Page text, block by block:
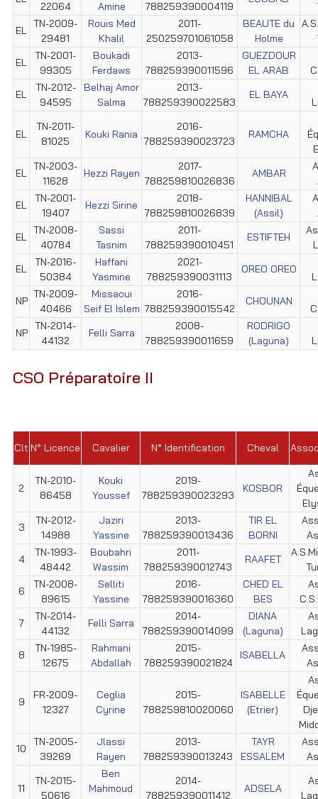
22064 Amine 788259390004119
EL
TN-2009-
29481
Rouis Med
Khalil
2011-
250259701061058
BEAUTE du
Holme
EL
TN-2001-
99305
Boukadi
Ferdaws
2013-
788259390011596
GUEZDOUR
EL ARAB
EL
TN-2012-
94595
Belhaj Amor
Salma
2013-
788259390022583
EL BAYA
EL
TN-2011-
81025
Kouki Rania
2016-
788259390023723
RAMCHA
EL
TN-2003-
11628
Hezzi Rayen
2017-
788259810026836
AMBAR
EL
TN-2001-
19407
Hezzi Sirine
2018-
788259810026839
HANNIBAL
(Assil)
EL
TN-2008-
40784
Sassi
Tasnim
2011-
788259390010451
ESTIFTEH
EL
TN-2016-
50384
Haffani
Yasmine
2021-
788259390031113
OREO OREO
NP
TN-2009-
40466
Missaoui
Seif El Islem
2016-
788259390015542
CHOUNAN
NP
TN-2014-
44132
Felli Sarra
2008-
788259390011659
RODRIGO
(Laguna)
CSO Préparatoire II
Clt N° Licence Cavalier N° Identification Cheval
2
TN-2010-
86458
Kouki
Youssef
2019-
788259390023293
KOSBOR
3
TN-2012-
14988
Jaziri
Yassine
2013-
788259390013436
TIR EL
BORNI
4
TN-1993-
48442
Boubahri
Wassim
2011-
788259390012743
RAAFET
6
TN-2008-
89615
Selliti
Yassine
2016-
788259390016360
CHED EL
BES
7
TN-2014-
44132
Felli Sarra
2014-
788259390014099
DIANA
(Laguna)
8
TN-1985-
12675
Rahmani
Abdallah
2015-
788259390021824
ISABELLA
9
FR-2009-
12327
Ceglia
Cyrine
2015-
788259810020060
ISABELLE
(Etrier)
10
TN-2005-
39269
Jlassi
Rayen
2013-
788259390013243
TAYR
ESSALEM
11
TN-2015-
50616
Ben
Mahmoud
2014-
788259390011412
ADSELA